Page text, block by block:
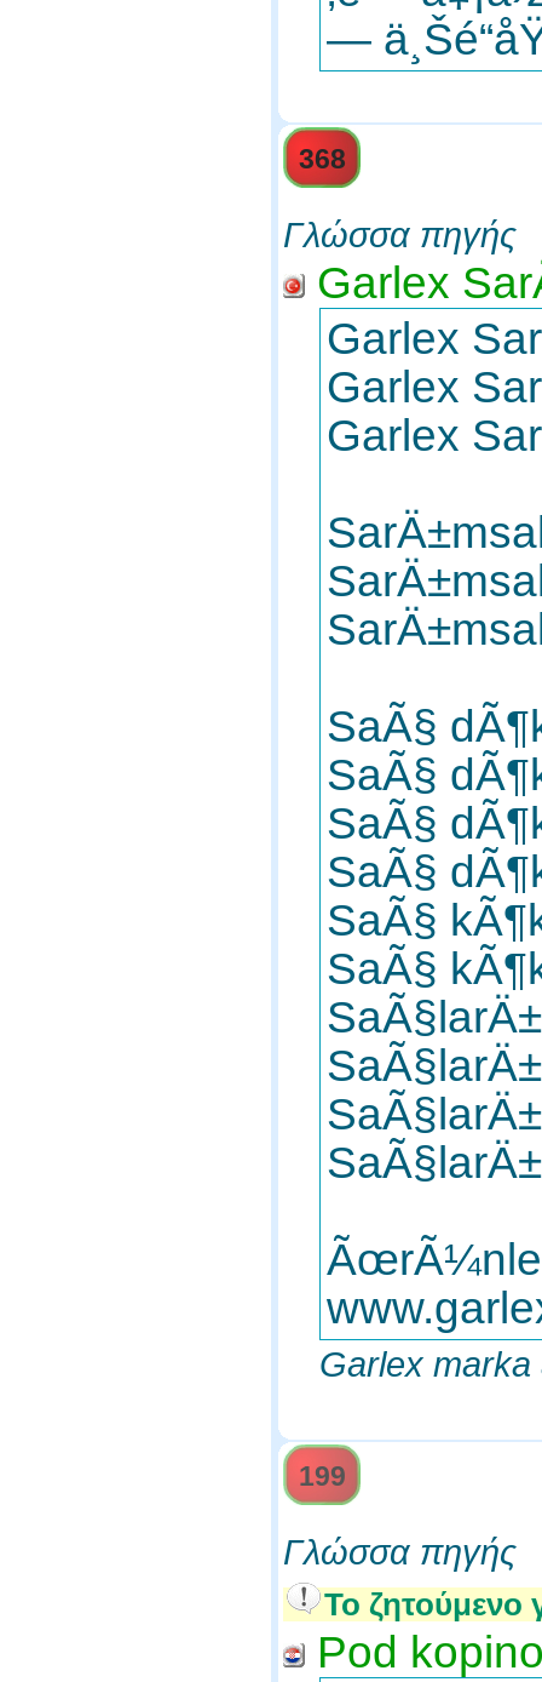
—
368
Γλώσσα πηγής
Garlex
Garlex
Garlex
Garlex
SaÃ§
SaÃ§
SaÃ§
SaÃ§
SaÃ§
SaÃ§
Garlex marka
199
Γλώσσα πηγής
Το ζητούμενο
Pod